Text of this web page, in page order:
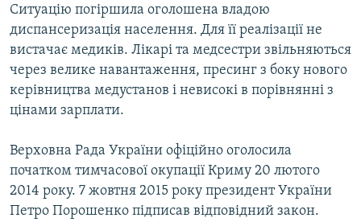
Ситуацію погіршила оголошена владою
диспансеризація населення. Для її реалізації не
вистачає медиків. Лікарі та медсестри звільняються
через велике навантаження, пресинг з боку нового
керівництва медустанов і невисокі в порівнянні з
цінами зарплати.
Верховна Рада України офіційно оголосила
початком тимчасової окупації Криму 20 лютого
2014 року. 7 жовтня 2015 року президент України
Петро Порошенко підписав відповідний закон.